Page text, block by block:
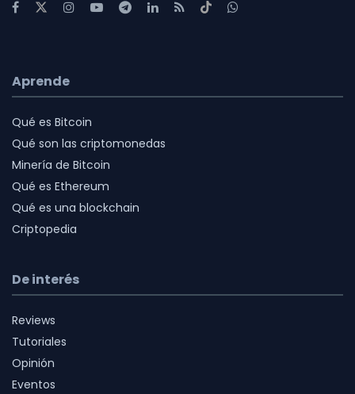
Aprende
Qué es Bitcoin
Qué son las criptomonedas
Minería de Bitcoin
Qué es Ethereum
Qué es una blockchain
Criptopedia
De interés
Reviews
Tutoriales
Opinión
Eventos